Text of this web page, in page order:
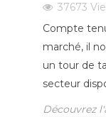
37673
Compte
marché, il
un tour de
secteur
Découvrez